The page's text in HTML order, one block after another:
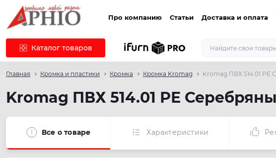
Про компанию Статьи Доставка и оплата
Каталог товаров
Главная Кромка и пластики Кромка Кромка Kromag Kromag ПВХ 514.01 РЕ
Kromag ПВХ 514.01 РЕ
Все о товаре Характеристики